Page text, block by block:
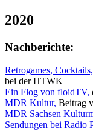
2020
Nachberichte:
Retrogames,
bei der HTWK
Ein Flog von floidTV,
MDR Kultur, Beitrag
MDR Sachsen
Sendungen bei Radio